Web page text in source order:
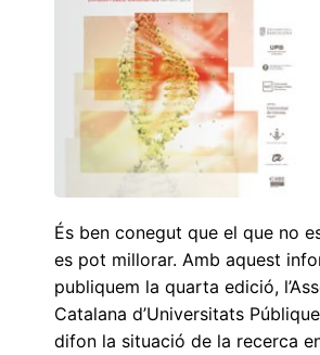
És ben conegut que el que no
es pot millorar. Amb aquest
publiquem la quarta edició,
Catalana d’Universitats
difon la situació de la recerca